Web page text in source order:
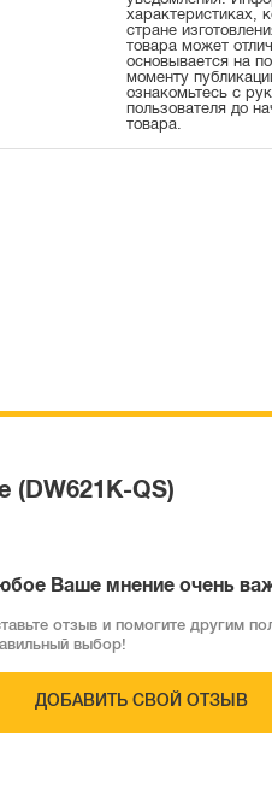
характеристиках,
стране
товара может
основывается на
моменту
ознакомьтесь с
пользователя до
товара.
(DW621K-QS)
Ваше мнение очень
отзыв и помогите другим
выбор!
ДОБАВИТЬ СВОЙ ОТЗЫВ